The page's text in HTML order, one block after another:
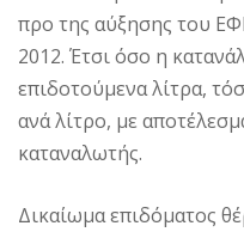
προ της αύξησης του
2012. Έτσι όσο η
επιδοτούμενα λίτρα,
ανά λίτρο, με
καταναλωτής.
Δικαίωμα επιδόματος